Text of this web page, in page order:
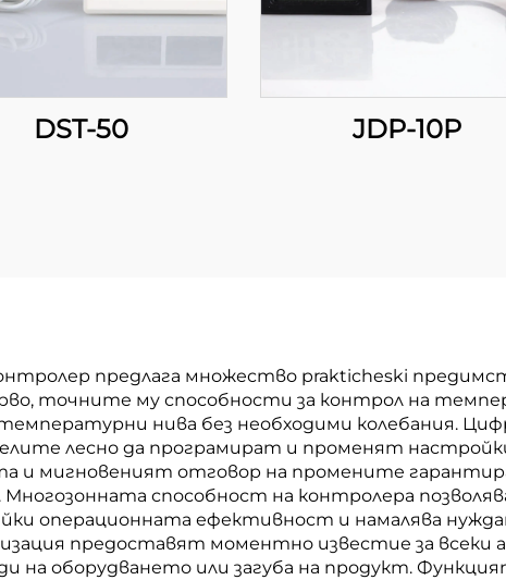
DST-50 JDP-10P
предлага множество prakticheski
точните му способности за контрол на
нива без необходими колебания.
лесно да програмират и променят
и мигновеният отговор на промените
способност на контролера
операционната ефективност и намалява
предоставят моментно известие за
оборудването или загуба на продукт.